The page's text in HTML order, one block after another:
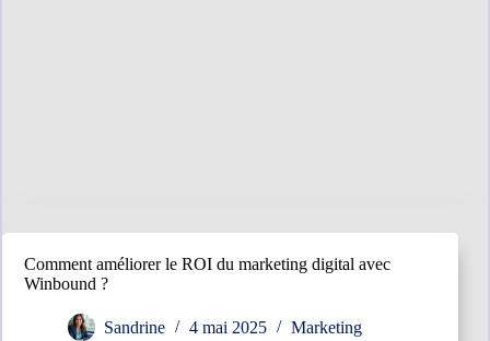
Comment améliorer le ROI du marketing digital avec
Winbound ?
Sandrine 4 mai 2025 Marketing